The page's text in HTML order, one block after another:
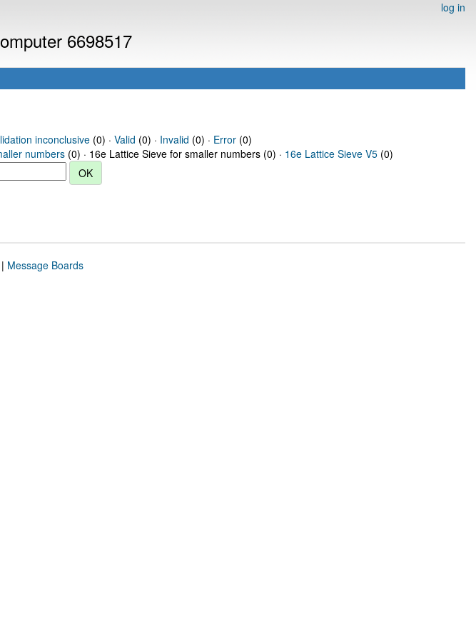
log in
6698517
inconclusive(0) · Valid (0) · Invalid (0) · Error(0)
numbers (0) · 16e Lattice Sieve for smaller numbers (0) · 16e Lattice Sieve V5 (0)
Message Boards